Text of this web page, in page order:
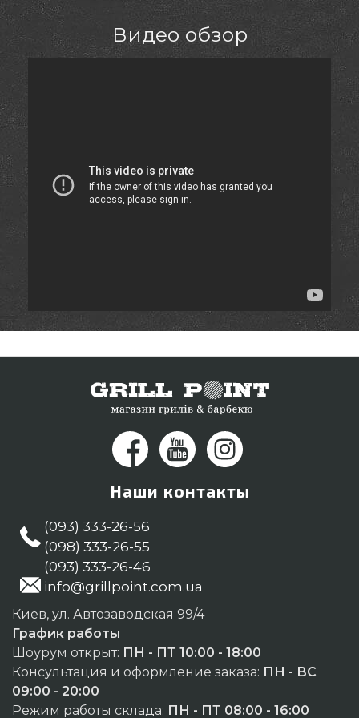
Видео обзор
Наши контакты
(093) 333-26-56
(098) 333-26-55
(093) 333-26-46
info@grillpoint.com.ua
Киев, ул. Автозаводская 99/4
График работы
Шоурум открыт: ПН - ПТ 10:00 - 18:00
Консультация и оформление заказа: ПН - ВС
09:00 - 20:00
Режим работы склада: ПН - ПТ 08:00 - 16:00